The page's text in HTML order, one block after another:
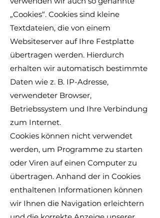
„Cookies“. Cookies sind kleine
Textdateien, die von einem
Websiteserver auf Ihre Festplatte
übertragen werden. Hierdurch
erhalten wir automatisch bestimmte
Daten wie z. B. IP-Adresse,
verwendeter Browser,
Betriebssystem und Ihre Verbindung
zum Internet.
Cookies können nicht verwendet
werden, um Programme zu starten
oder Viren auf einen Computer zu
übertragen. Anhand der in Cookies
enthaltenen Informationen können
wir Ihnen die Navigation erleichtern